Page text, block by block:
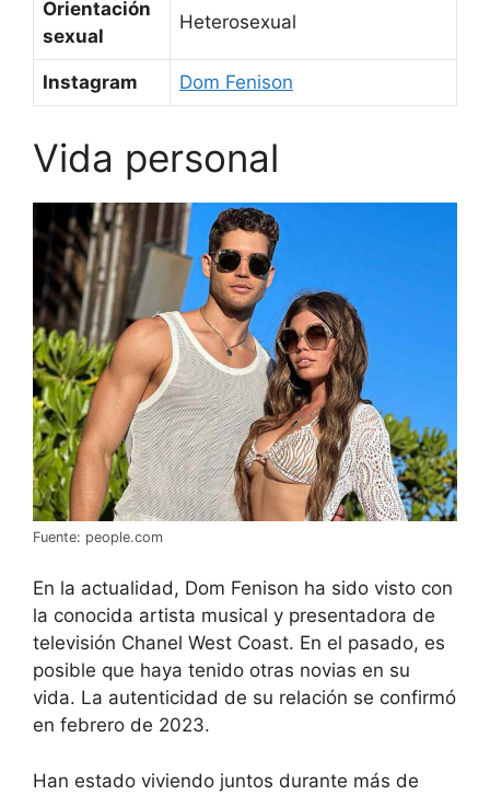
Orientación
sexual
Heterosexual
Instagram Dom Fenison
Vida personal
Fuente: people.com
En la actualidad, Dom Fenison ha sido visto con
la conocida artista musical y presentadora de
televisión Chanel West Coast. En el pasado, es
posible que haya tenido otras novias en su
vida. La autenticidad de su relación se confirmó
en febrero de 2023.
Han estado viviendo juntos durante más de